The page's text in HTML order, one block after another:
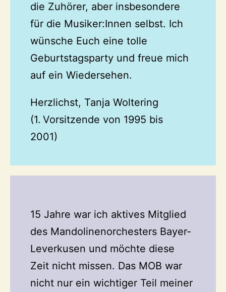
die Zuhörer, aber insbesondere
für die Musiker:Innen selbst. Ich
wünsche Euch eine tolle
Geburtstagsparty und freue mich
auf ein Wiedersehen.
Herzlichst, Tanja Woltering
(1. Vorsitzende von 1995 bis
2001)
15 Jahre war ich aktives Mitglied
des Mandolinenorchesters Bayer-
Leverkusen und möchte diese
Zeit nicht missen. Das MOB war
nicht nur ein wichtiger Teil meiner